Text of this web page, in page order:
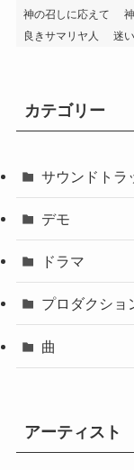
神の召しに応えて
良きサマリヤ人
迷
カテゴリー
サウンドトラ
デモ
ドラマ
プロダクショ
曲
アーティスト